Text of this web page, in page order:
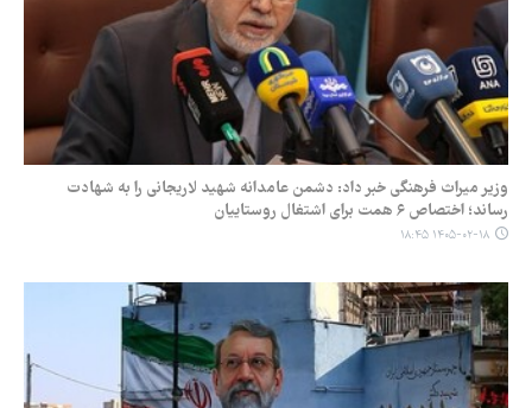
وزیر میراث فرهنگی خبر داد: دشمن عامدانه شهید لاریجانی را به شهادت
رساند؛ اختصاص ۶ همت برای اشتغال روستاییان
۱۴۰۵-۰۲-۱۸ ۱۸:۴۵